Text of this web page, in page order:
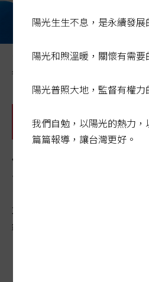
台灣需要一條整合金融、社福、
者諮詢與輔導的專線。（本報系
倡議篇╱健全防
融張老師專線
2021-06-27 00:31:53
經濟日報 / 記者陳怡慈／專題報
陽光生生不息，是永續發展
陽光和煦溫暖，關懷有需要
陽光普照大地，監督有權力
我們自勉，以陽光的熱力
篇篇報導，讓台灣更好。